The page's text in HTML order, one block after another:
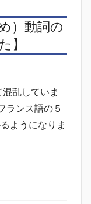
）動詞の
】
乱していま
ンス語の５
ようになりま